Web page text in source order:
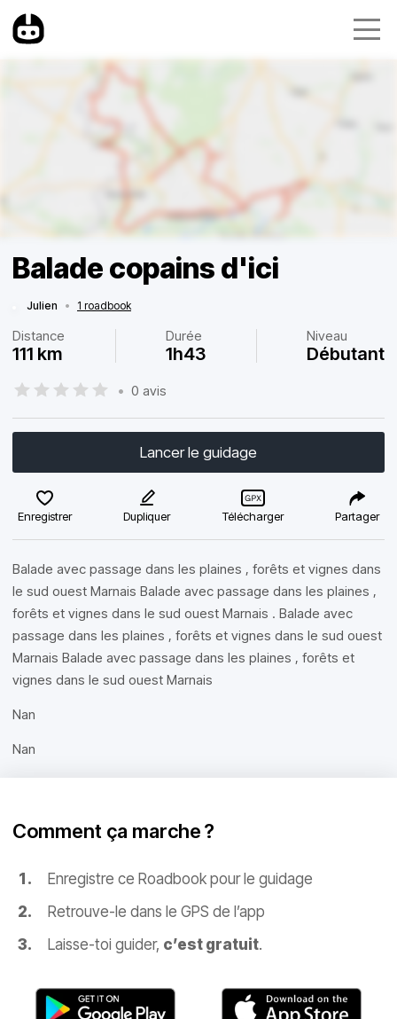
Balade copains d'ici
Julien • 1 roadbook
Distance
111 km
Durée
1h43
Niveau
Débutant
• 0 avis
Lancer le guidage
Enregistrer Dupliquer Télécharger Partager
Balade avec passage dans les plaines , forêts et vignes dans
le sud ouest Marnais Balade avec passage dans les plaines ,
forêts et vignes dans le sud ouest Marnais . Balade avec
passage dans les plaines , forêts et vignes dans le sud ouest
Marnais Balade avec passage dans les plaines , forêts et
vignes dans le sud ouest Marnais
Nan
Nan
Comment ça marche ?
Enregistre ce Roadbook pour le guidage
Retrouve-le dans le GPS de l’app
Laisse-toi guider, c’est gratuit.